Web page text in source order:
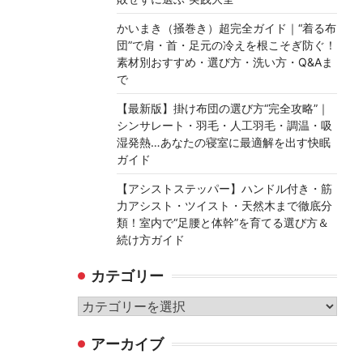
かいまき（掻巻き）超完全ガイド｜“着る布
団”で肩・首・足元の冷えを根こそぎ防ぐ！
素材別おすすめ・選び方・洗い方・Q&Aま
で
【最新版】掛け布団の選び方“完全攻略”｜
シンサレート・羽毛・人工羽毛・調温・吸
湿発熱…あなたの寝室に最適解を出す快眠
ガイド
【アシストステッパー】ハンドル付き・筋
力アシスト・ツイスト・天然木まで徹底分
類！室内で“足腰と体幹”を育てる選び方＆
続け方ガイド
カテゴリー
カ
ゴ アーカイブ